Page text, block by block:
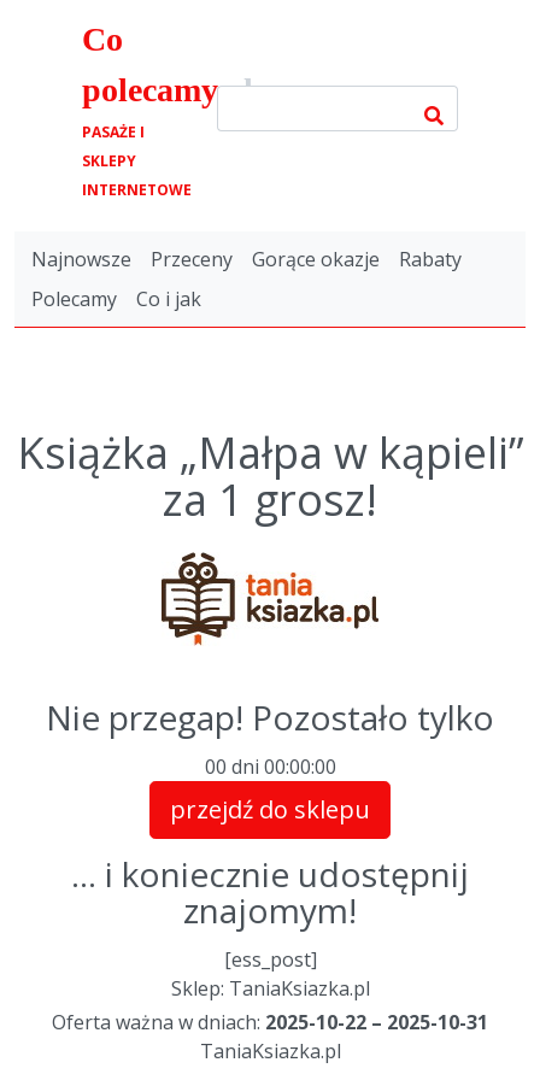
Co
polecamy.pl
PASAŻE I
SKLEPY
INTERNETOWE
Najnowsze Przeceny Gorące okazje
Rabaty
Polecamy
Co i jak
Książka „Małpa w kąpieli”
za 1 grosz!
Nie przegap! Pozostało tylko
00 dni 00:00:00
przejdź do sklepu
... i koniecznie udostępnij
znajomym!
[ess_post]
Sklep: TaniaKsiazka.pl
Oferta ważna w dniach: 2025-10-22 – 2025-10-31
TaniaKsiazka.pl